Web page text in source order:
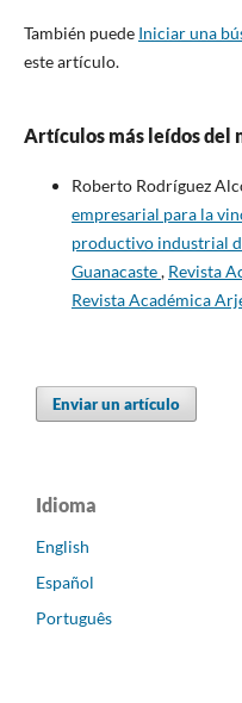
También puede Iniciar una
este artículo.
Artículos más leídos del
Roberto Rodríguez
empresarial para la
productivo industrial
Guanacaste, Revista
Revista Académica
Enviar un artículo
Idioma
English
Español
Português